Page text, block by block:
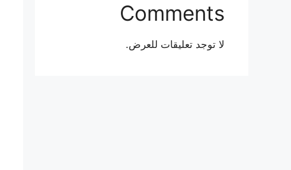
Comments
لا توجد تعليقات للعرض.